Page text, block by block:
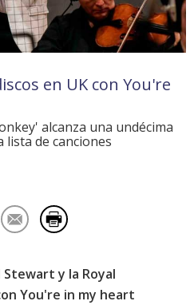
en UK con You're
alcanza una undécima
lista de canciones
Stewart y la Royal
You're in my heart